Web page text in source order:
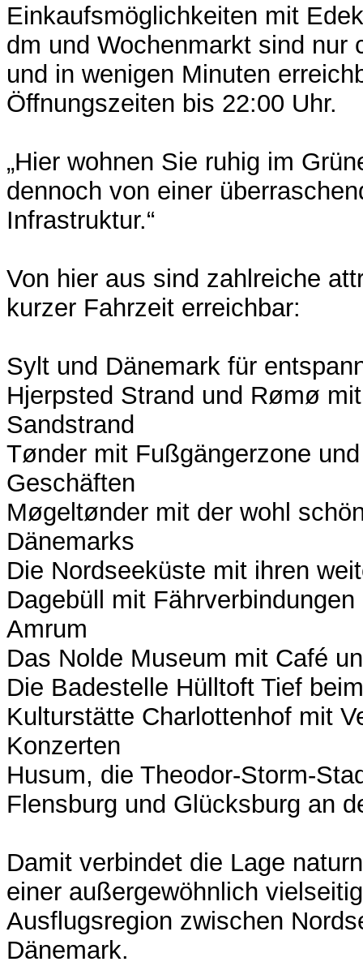
Einkaufsmöglichkeiten mit
dm und Wochenmarkt sind nur
und in wenigen Minuten
Öffnungszeiten bis 22:00 Uhr.
„Hier wohnen Sie ruhig im
dennoch von einer
Infrastruktur.“
Von hier aus sind zahlreiche
kurzer Fahrzeit erreichbar:
Sylt und Dänemark für
Hjerpsted Strand und Rømø
Sandstrand
Tønder mit Fußgängerzone
Geschäften
Møgeltønder mit der wohl
Dänemarks
Die Nordseeküste mit ihren
Dagebüll mit
Amrum
Das Nolde Museum mit Café
Die Badestelle Hülltoft Tief
Kulturstätte Charlottenhof mit
Konzerten
Husum, die Theodor-Storm-
Flensburg und Glücksburg an
Damit verbindet die Lage
einer außergewöhnlich
Ausflugsregion zwischen
Dänemark.